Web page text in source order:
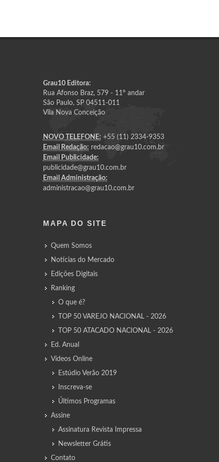
Grau10 Editora:
Rua Afonso Braz, 579 - 11º andar
São Paulo, SP 04511-011
Vila Nova Conceição
NOVO TELEFONE: +55 (11) 2334-9353
Email Redação: redacao@grau10.com.br
Email Publicidade:
publicidade@grau10.com.br
Email Administração:
administracao@grau10.com.br
MAPA DO SITE
Quem Somos
Notícias do Mercado
Edições Digitais
Ranking
O que é?
TOP 50 VAREJO NACIONAL - 2026
TOP 50 ATACADO NACIONAL - 2026
Ed. Anual
Vídeos Online
Estúdio Verão 2019
Inscreva-se
Últimos Programas
Assine
Assinatura Revista Impressa
Newsletter Grátis
Contato